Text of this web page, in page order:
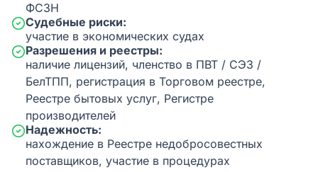
ФСЗН
Судебные риски:
участие в экономических судах
Разрешения и реестры:
наличие лицензий, членство в ПВТ / СЭЗ /
БелТПП, регистрация в Торговом реестре,
Реестре бытовых услуг, Регистре
производителей
Надежность:
нахождение в Реестре недобросовестных
поставщиков, участие в процедурах